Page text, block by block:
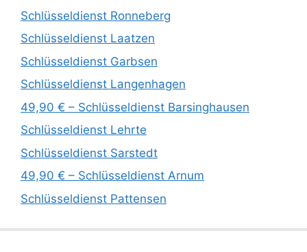
Schlüsseldienst Ronneberg
Schlüsseldienst Laatzen
Schlüsseldienst Garbsen
Schlüsseldienst Langenhagen
49,90 € – Schlüsseldienst Barsinghausen
Schlüsseldienst Lehrte
Schlüsseldienst Sarstedt
49,90 € – Schlüsseldienst Arnum
Schlüsseldienst Pattensen